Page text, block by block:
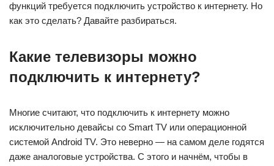
функций требуется подключить устройство к интернету. Но
как это сделать? Давайте разбираться.
Какие телевизоры можно
подключить к интернету?
Многие считают, что подключить к интернету можно
исключительно девайсы со Smart TV или операционной
системой Android TV. Это неверно — на самом деле годятся
даже аналоговые устройства. С этого и начнём, чтобы в